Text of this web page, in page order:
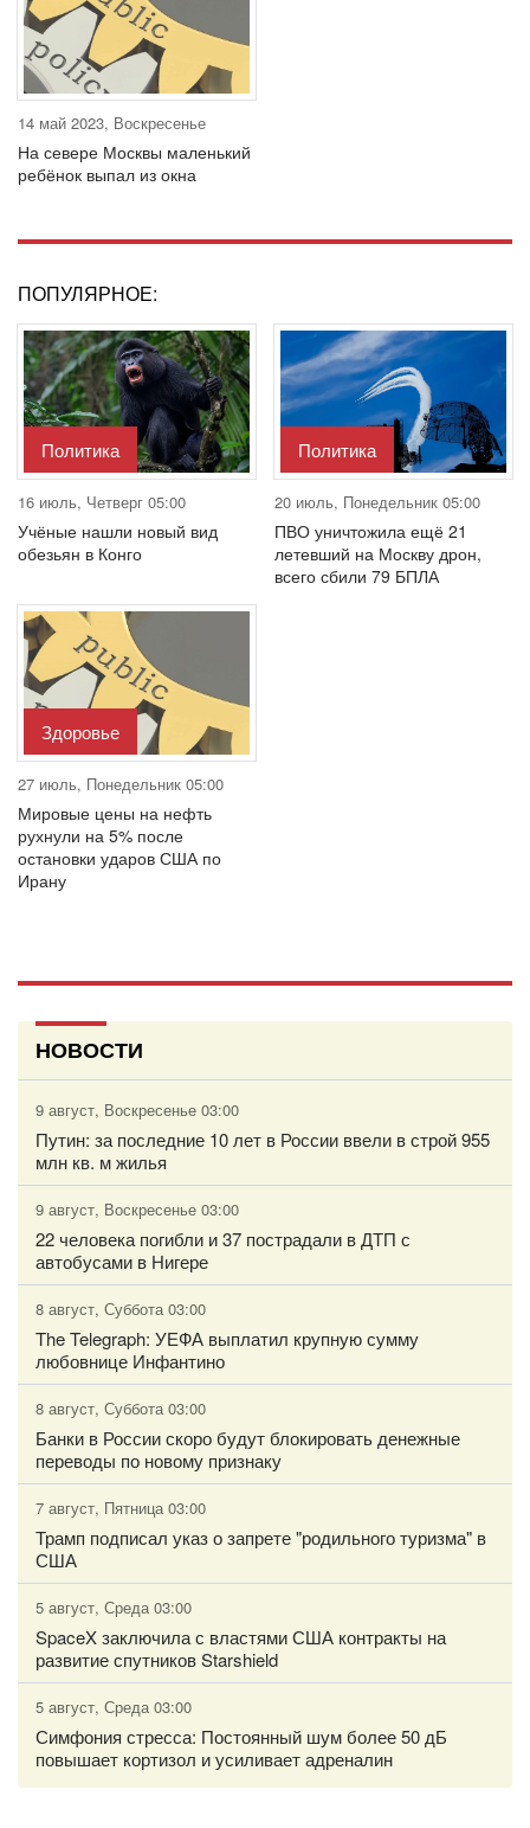
14 май 2023, Воскресенье
На севере Москвы маленький
ребёнок выпал из окна
ПОПУЛЯРНОЕ:
Политика
16 июль, Четверг 05:00
Учёные нашли новый вид
обезьян в Конго
Политика
20 июль, Понедельник 05:00
ПВО уничтожила ещё 21
летевший на Москву дрон,
всего сбили 79 БПЛА
Здоровье
27 июль, Понедельник 05:00
Мировые цены на нефть
рухнули на 5% после
остановки ударов США по
Ирану
НОВОСТИ
9 август, Воскресенье 03:00
Путин: за последние 10 лет в России ввели в строй 955
млн кв. м жилья
9 август, Воскресенье 03:00
22 человека погибли и 37 пострадали в ДТП с
автобусами в Нигере
8 август, Суббота 03:00
The Telegraph: УЕФА выплатил крупную сумму
любовнице Инфантино
8 август, Суббота 03:00
Банки в России скоро будут блокировать денежные
переводы по новому признаку
7 август, Пятница 03:00
Трамп подписал указ о запрете "родильного туризма" в
США
5 август, Среда 03:00
SpaceX заключила с властями США контракты на
развитие спутников Starshield
5 август, Среда 03:00
Симфония стресса: Постоянный шум более 50 дБ
повышает кортизол и усиливает адреналин